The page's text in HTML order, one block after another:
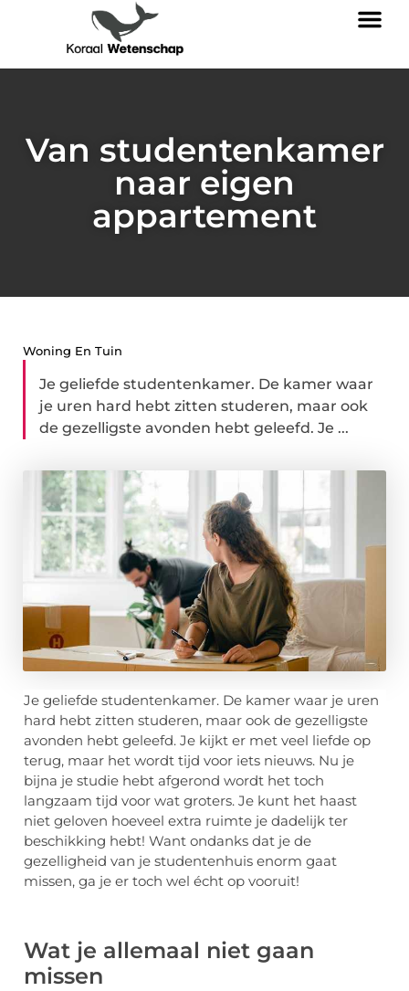
Van studentenkamer
naar eigen
appartement
Woning En Tuin
Je geliefde studentenkamer. De kamer waar
je uren hard hebt zitten studeren, maar ook
de gezelligste avonden hebt geleefd. Je ...
Je geliefde studentenkamer. De kamer waar je uren
hard hebt zitten studeren, maar ook de gezelligste
avonden hebt geleefd. Je kijkt er met veel liefde op
terug, maar het wordt tijd voor iets nieuws. Nu je
bijna je studie hebt afgerond wordt het toch
langzaam tijd voor wat groters. Je kunt het haast
niet geloven hoeveel extra ruimte je dadelijk ter
beschikking hebt! Want ondanks dat je de
gezelligheid van je studentenhuis enorm gaat
missen, ga je er toch wel écht op vooruit!
Wat je allemaal niet gaan
missen